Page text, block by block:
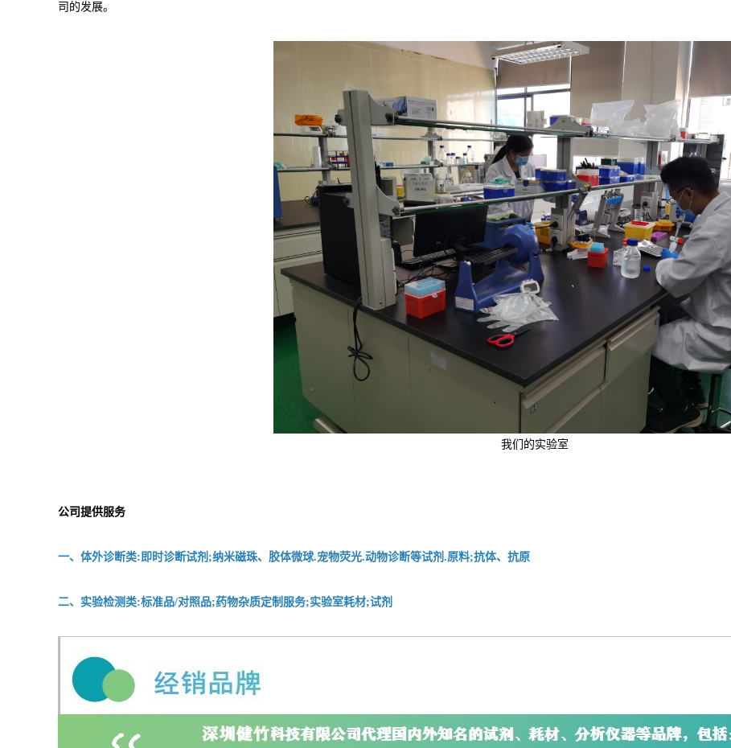
司的发展。
我们的实验室
公司提供服务
一、体外诊断类:即时诊断试剂;纳米磁珠、胶体微球.宠物荧光.动物诊断等试剂.原料;抗体、抗原
二、实验检测类:标准品/对照品;药物杂质定制服务;实验室耗材;试剂